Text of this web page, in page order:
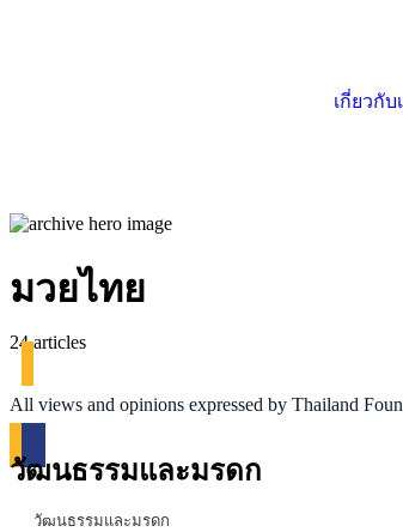
เกี่ยวกับ
มวยไทย
24 articles
All views and opinions expressed by Thailand
วัฒนธรรมและมรดก
วัฒนธรรมและมรดก